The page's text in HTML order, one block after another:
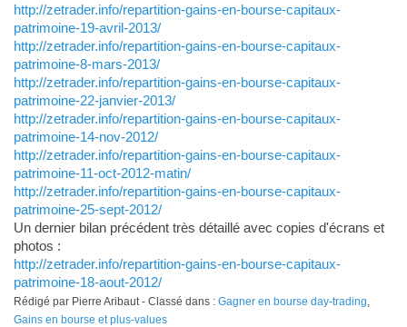
http://zetrader.info/repartition-gains-en-bourse-capitaux-
patrimoine-19-avril-2013/
http://zetrader.info/repartition-gains-en-bourse-capitaux-
patrimoine-8-mars-2013/
http://zetrader.info/repartition-gains-en-bourse-capitaux-
patrimoine-22-janvier-2013/
http://zetrader.info/repartition-gains-en-bourse-capitaux-
patrimoine-14-nov-2012/
http://zetrader.info/repartition-gains-en-bourse-capitaux-
patrimoine-11-oct-2012-matin/
http://zetrader.info/repartition-gains-en-bourse-capitaux-
patrimoine-25-sept-2012/
Un dernier bilan précédent très détaillé avec copies d'écrans et
photos :
http://zetrader.info/repartition-gains-en-bourse-capitaux-
patrimoine-18-aout-2012/
Rédigé par Pierre Aribaut - Classé dans : Gagner en bourse day-trading
Gains en bourse et plus-values